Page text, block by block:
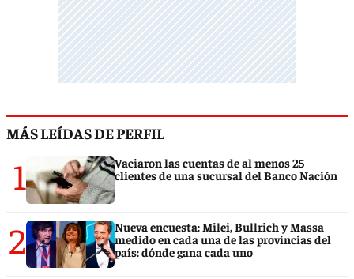
MÁS LEÍDAS DE PERFIL
1
Vaciaron las cuentas de al menos 25
clientes de una sucursal del Banco Nación
2
Nueva encuesta: Milei, Bullrich y Massa
medido en cada una de las provincias del
país: dónde gana cada uno